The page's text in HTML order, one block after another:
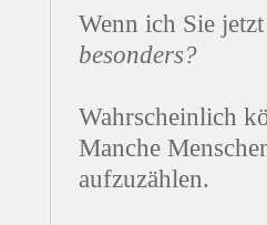
Wenn ich Sie
besonders?
Wahrscheinlich
Manche
aufzuzählen.